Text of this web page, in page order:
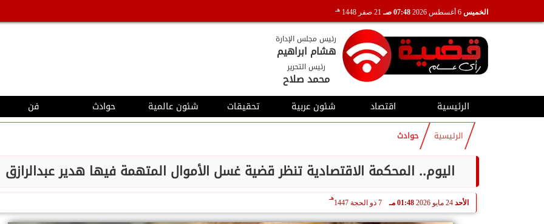
الخميس 07:48 صـ 21 صفر 1448 هـ
رئيس مجلس الإدارة
هشام ابراهيم
رئيس التحرير
محمد صلاح
الرئيسية اقتصاد شئون عربية تحقيقات شئون عالمية حوادث فن
الرئيسية حوادث
اليوم.. المحكمة الاقتصادية تنظر قضية غسل الأموال المتهمة فيها هدير عبدالرازق
الأحد 24 مايو 2026 01:48 مـ 7 ذو الحجة 1447
هـ